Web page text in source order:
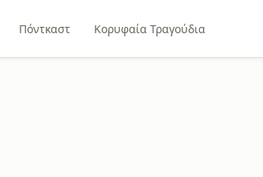
Πόντκαστ Κορυφαία Τραγούδια